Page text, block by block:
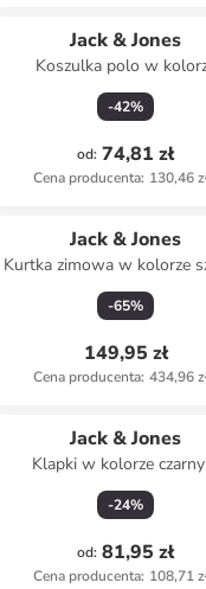
Jack & Jones
Koszulka polo w
granatowym
-42%
od: 74,81 zł
Cena producenta: 130,46
Jack & Jones
Kurtka zimowa w kolorze
-65%
149,95 zł
Cena producenta: 434,96
Jack & Jones
Klapki w kolorze
-24%
od: 81,95 zł
Cena producenta: 108,71